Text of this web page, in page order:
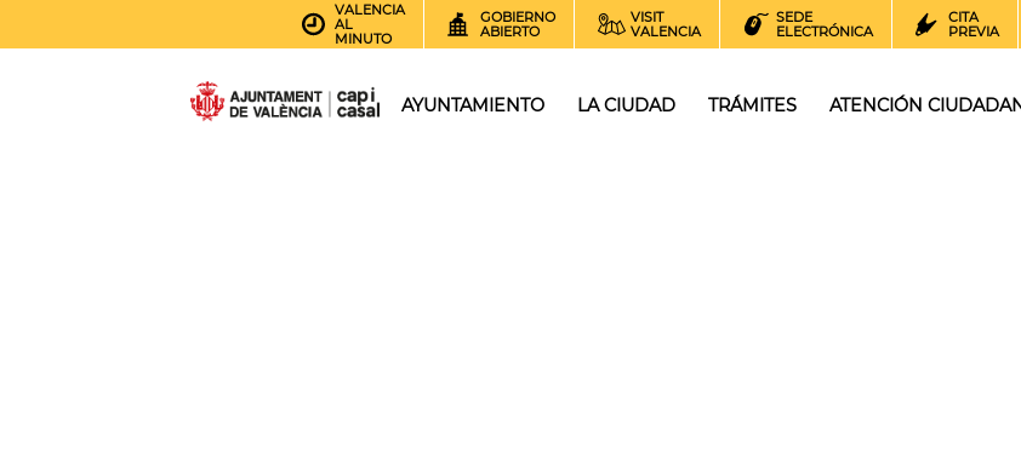
VALENCIA
AL
MINUTO
GOBIERNO
ABIERTO
VISIT
VALENCIA
SEDE
ELECTRÓNICA
CITA
PREVIA
AYUNTAMIENTO LA CIUDAD TRÁMITES ATENCIÓN